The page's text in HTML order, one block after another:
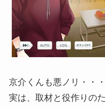
京介くんも悪ノリ・・
実は、取材と役作りの